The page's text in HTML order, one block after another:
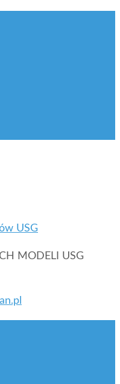
USG
MODELI USG